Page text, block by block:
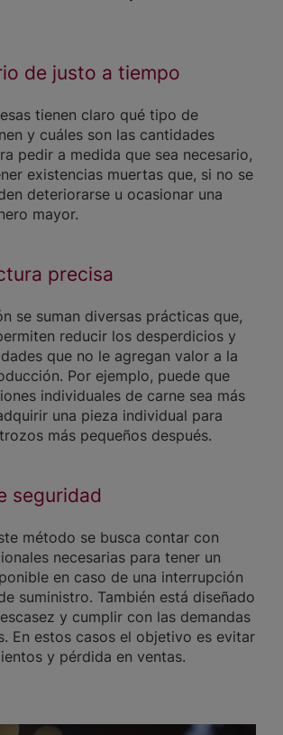
de justo a tiempo
tienen claro qué tipo de
y cuáles son las cantidades
pedir a medida que sea necesario,
existencias muertas que, si no se
deteriorarse u ocasionar una
mayor.
precisa
se suman diversas prácticas que,
reducir los desperdicios y
que no le agregan valor a la
Por ejemplo, puede que
individuales de carne sea más
una pieza individual para
más pequeños después.
seguridad
método se busca contar con
necesarias para tener un
en caso de una interrupción
suministro. También está diseñado
y cumplir con las demandas
En estos casos el objetivo es evitar
y pérdida en ventas.